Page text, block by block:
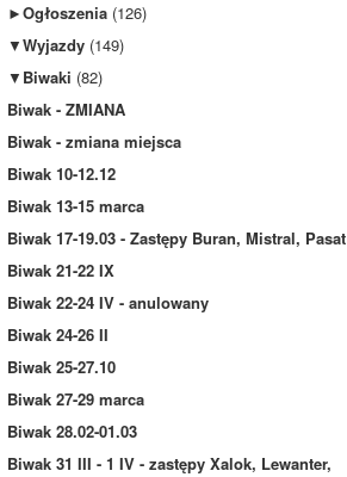
►Ogłoszenia (126)
▼Wyjazdy (149)
▼ Biwaki (82)
Biwak - ZMIANA
Biwak - zmiana miejsca
Biwak 10-12.12
Biwak 13-15 marca
Biwak 17-19.03 - Zastępy Buran, Mistral, Pasat
Biwak 21-22 IX
Biwak 22-24 IV - anulowany
Biwak 24-26 II
Biwak 25-27.10
Biwak 27-29 marca
Biwak 28.02-01.03
Biwak 31 III - 1 IV - zastępy Xalok, Lewanter,